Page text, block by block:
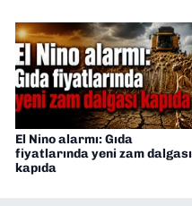
El Nino alarmı: Gıda
fiyatlarında yeni zam dalgası
kapıda